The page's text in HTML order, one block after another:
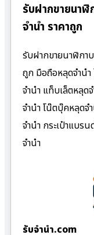
รับฝากขายนาฬิ
จำนำ ราคาถูก
รับฝากขายนาฬิกาบ
ถูก มือถือหลุดจำนำ
จำนำ แท็บเล็ตหลุด
จำนำ โน๊ตบุ๊คหลุดจ
จำนำ กระเป๋าแบร
จำนำ
รับจํานํา.com